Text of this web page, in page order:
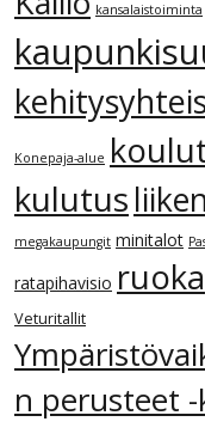
kansalaistoiminta
Konepaja-alue
kulutus
megakaupungit minitalot
ratapihavisio ruoka
Veturitallit
n perusteet